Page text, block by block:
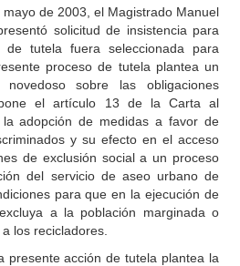
de 2003, el Magistrado Manuel
solicitud de insistencia para
tutela fuera seleccionada para
proceso de tutela plantea un
sobre las obligaciones
el artículo 13 de la Carta al
adopción de medidas a favor de
y su efecto en el acceso
de exclusión social a un proceso
del servicio de aseo urbano de
para que en la ejecución de
a la población marginada o
los recicladores.
presente acción de tutela plantea la